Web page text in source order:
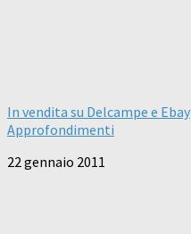
In vendita su Delcampe e Ebay
Approfondimenti
22 gennaio 2011